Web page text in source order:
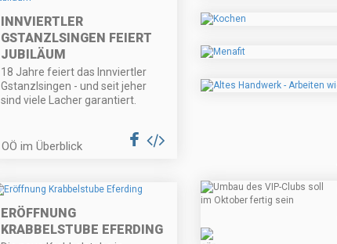
INNVIERTLER
GSTANZLSINGEN FEIERT
JUBILÄUM
18 Jahre feiert das Innviertler
Gstanzlsingen - und seit jeher
sind viele Lacher garantiert.
OÖ im Überblick
ERÖFFNUNG
KRABBELSTUBE EFERDING